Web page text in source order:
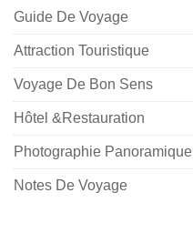
Guide De Voyage
Attraction Touristique
Voyage De Bon Sens
Hôtel &Restauration
Photographie Panoramique
Notes De Voyage